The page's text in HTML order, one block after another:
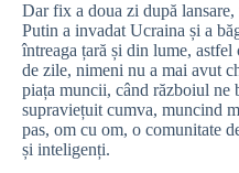
Dar fix a doua zi după
Putin a invadat Ucraina și a
întreaga țară și din lume,
de zile, nimeni nu a mai avut
piața muncii, când războiul ne
supraviețuit cumva, muncind
pas, om cu om, o comunitate
și inteligenți.